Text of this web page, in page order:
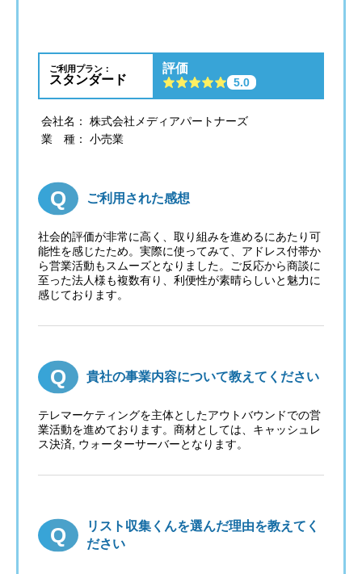
ご利用プラン：
スタンダード
評価
5.0
会社名： 株式会社メディアパートナーズ
業 種： 小売業
ご利用された感想
社会的評価が非常に高く、取り組みを進めるにあたり可
能性を感じたため。実際に使ってみて、アドレス付帯か
ら営業活動もスムーズとなりました。ご反応から商談に
至った法人様も複数有り、利便性が素晴らしいと魅力に
感じております。
貴社の事業内容について教えてください
テレマーケティングを主体としたアウトバウンドでの営
業活動を進めております。商材としては、キャッシュレ
ス決済, ウォーターサーバーとなります。
リスト収集くんを選んだ理由を教えてく
ださい